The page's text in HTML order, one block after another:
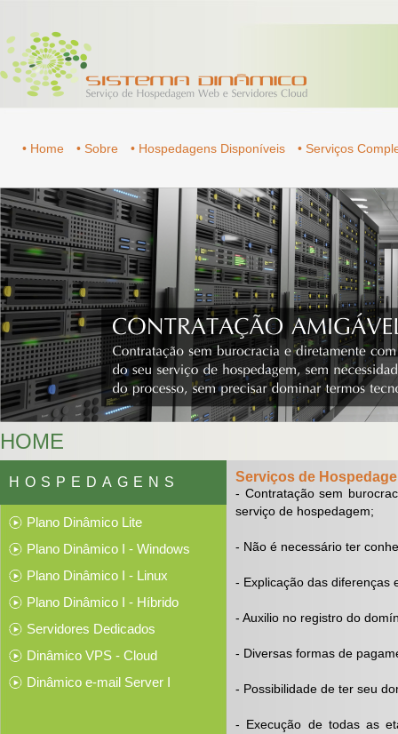
• Home • Sobre • Hospedagens Disponíveis • Serviços
HOME
HOSPEDAGENS
Plano Dinâmico Lite
Plano Dinâmico I - Windows
Plano Dinâmico I - Linux
Plano Dinâmico I - Híbrido
Servidores Dedicados
Dinâmico VPS - Cloud
Dinâmico e-mail Server I
Serviços de
- Contratação sem
serviço de hospedagem;
- Não é necessário ter
- Explicação das diferenças
- Auxilio no registro do
- Diversas formas de
- Possibilidade de ter seu
- Execução de todas as